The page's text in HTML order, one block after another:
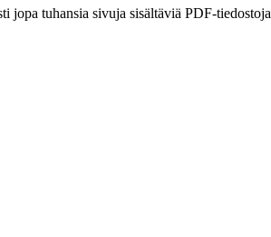
jopa tuhansia sivuja sisältäviä PDF-tiedostoja